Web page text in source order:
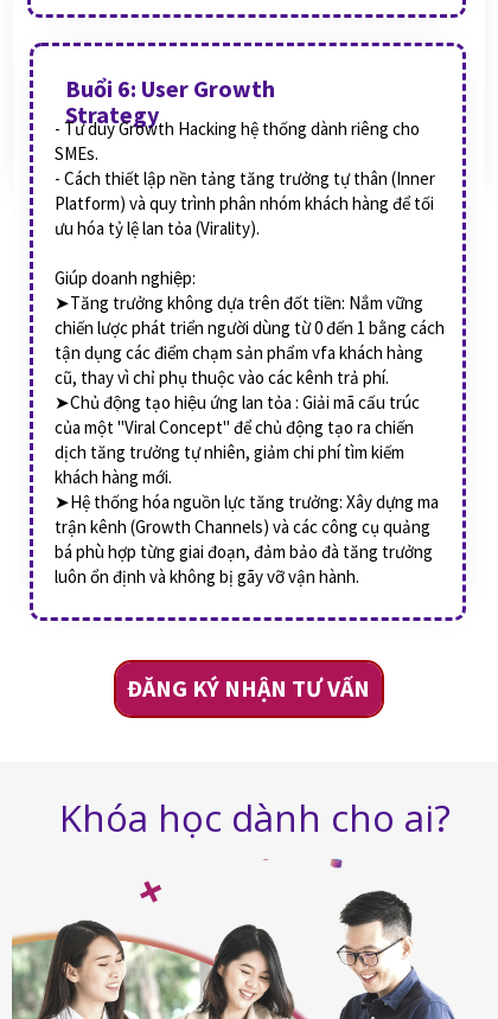
Buổi 6: User Growth
Strategy
- Tư duy Growth Hacking hệ thống dành riêng cho
SMEs.
- Cách thiết lập nền tảng tăng trưởng tự thân (Inner
Platform) và quy trình phân nhóm khách hàng để tối
ưu hóa tỷ lệ lan tỏa (Virality).
Giúp doanh nghiệp:
➤Tăng trưởng không dựa trên đốt tiền: Nắm vững
chiến lược phát triển người dùng từ 0 đến 1 bằng cách
tận dụng các điểm chạm sản phẩm vfa khách hàng
cũ, thay vì chỉ phụ thuộc vào các kênh trả phí.
➤Chủ động tạo hiệu ứng lan tỏa : Giải mã cấu trúc
của một "Viral Concept" để chủ động tạo ra chiến
dịch tăng trưởng tự nhiên, giảm chi phí tìm kiếm
khách hàng mới.
➤Hệ thống hóa nguồn lực tăng trưởng: Xây dựng ma
trận kênh (Growth Channels) và các công cụ quảng
bá phù hợp từng giai đoạn, đảm bảo đà tăng trưởng
luôn ổn định và không bị gãy vỡ vận hành.
ĐĂNG KÝ NHẬN TƯ VẤN
Khóa học dành cho ai?